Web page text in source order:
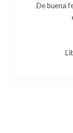
De buena